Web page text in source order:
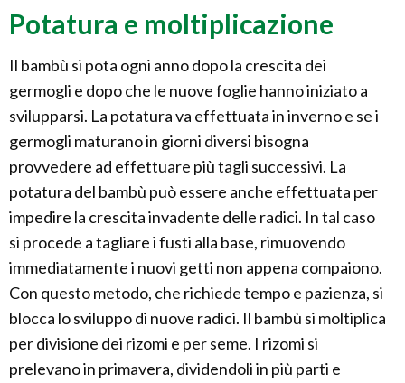
Potatura e moltiplicazione
Il bambù si pota ogni anno dopo la crescita dei
germogli e dopo che le nuove foglie hanno iniziato a
svilupparsi. La potatura va effettuata in inverno e se i
germogli maturano in giorni diversi bisogna
provvedere ad effettuare più tagli successivi. La
potatura del bambù può essere anche effettuata per
impedire la crescita invadente delle radici. In tal caso
si procede a tagliare i fusti alla base, rimuovendo
immediatamente i nuovi getti non appena compaiono.
Con questo metodo, che richiede tempo e pazienza, si
blocca lo sviluppo di nuove radici. Il bambù si moltiplica
per divisione dei rizomi e per seme. I rizomi si
prelevano in primavera, dividendoli in più parti e